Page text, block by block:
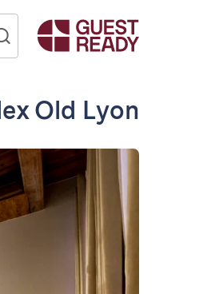
Old Lyon